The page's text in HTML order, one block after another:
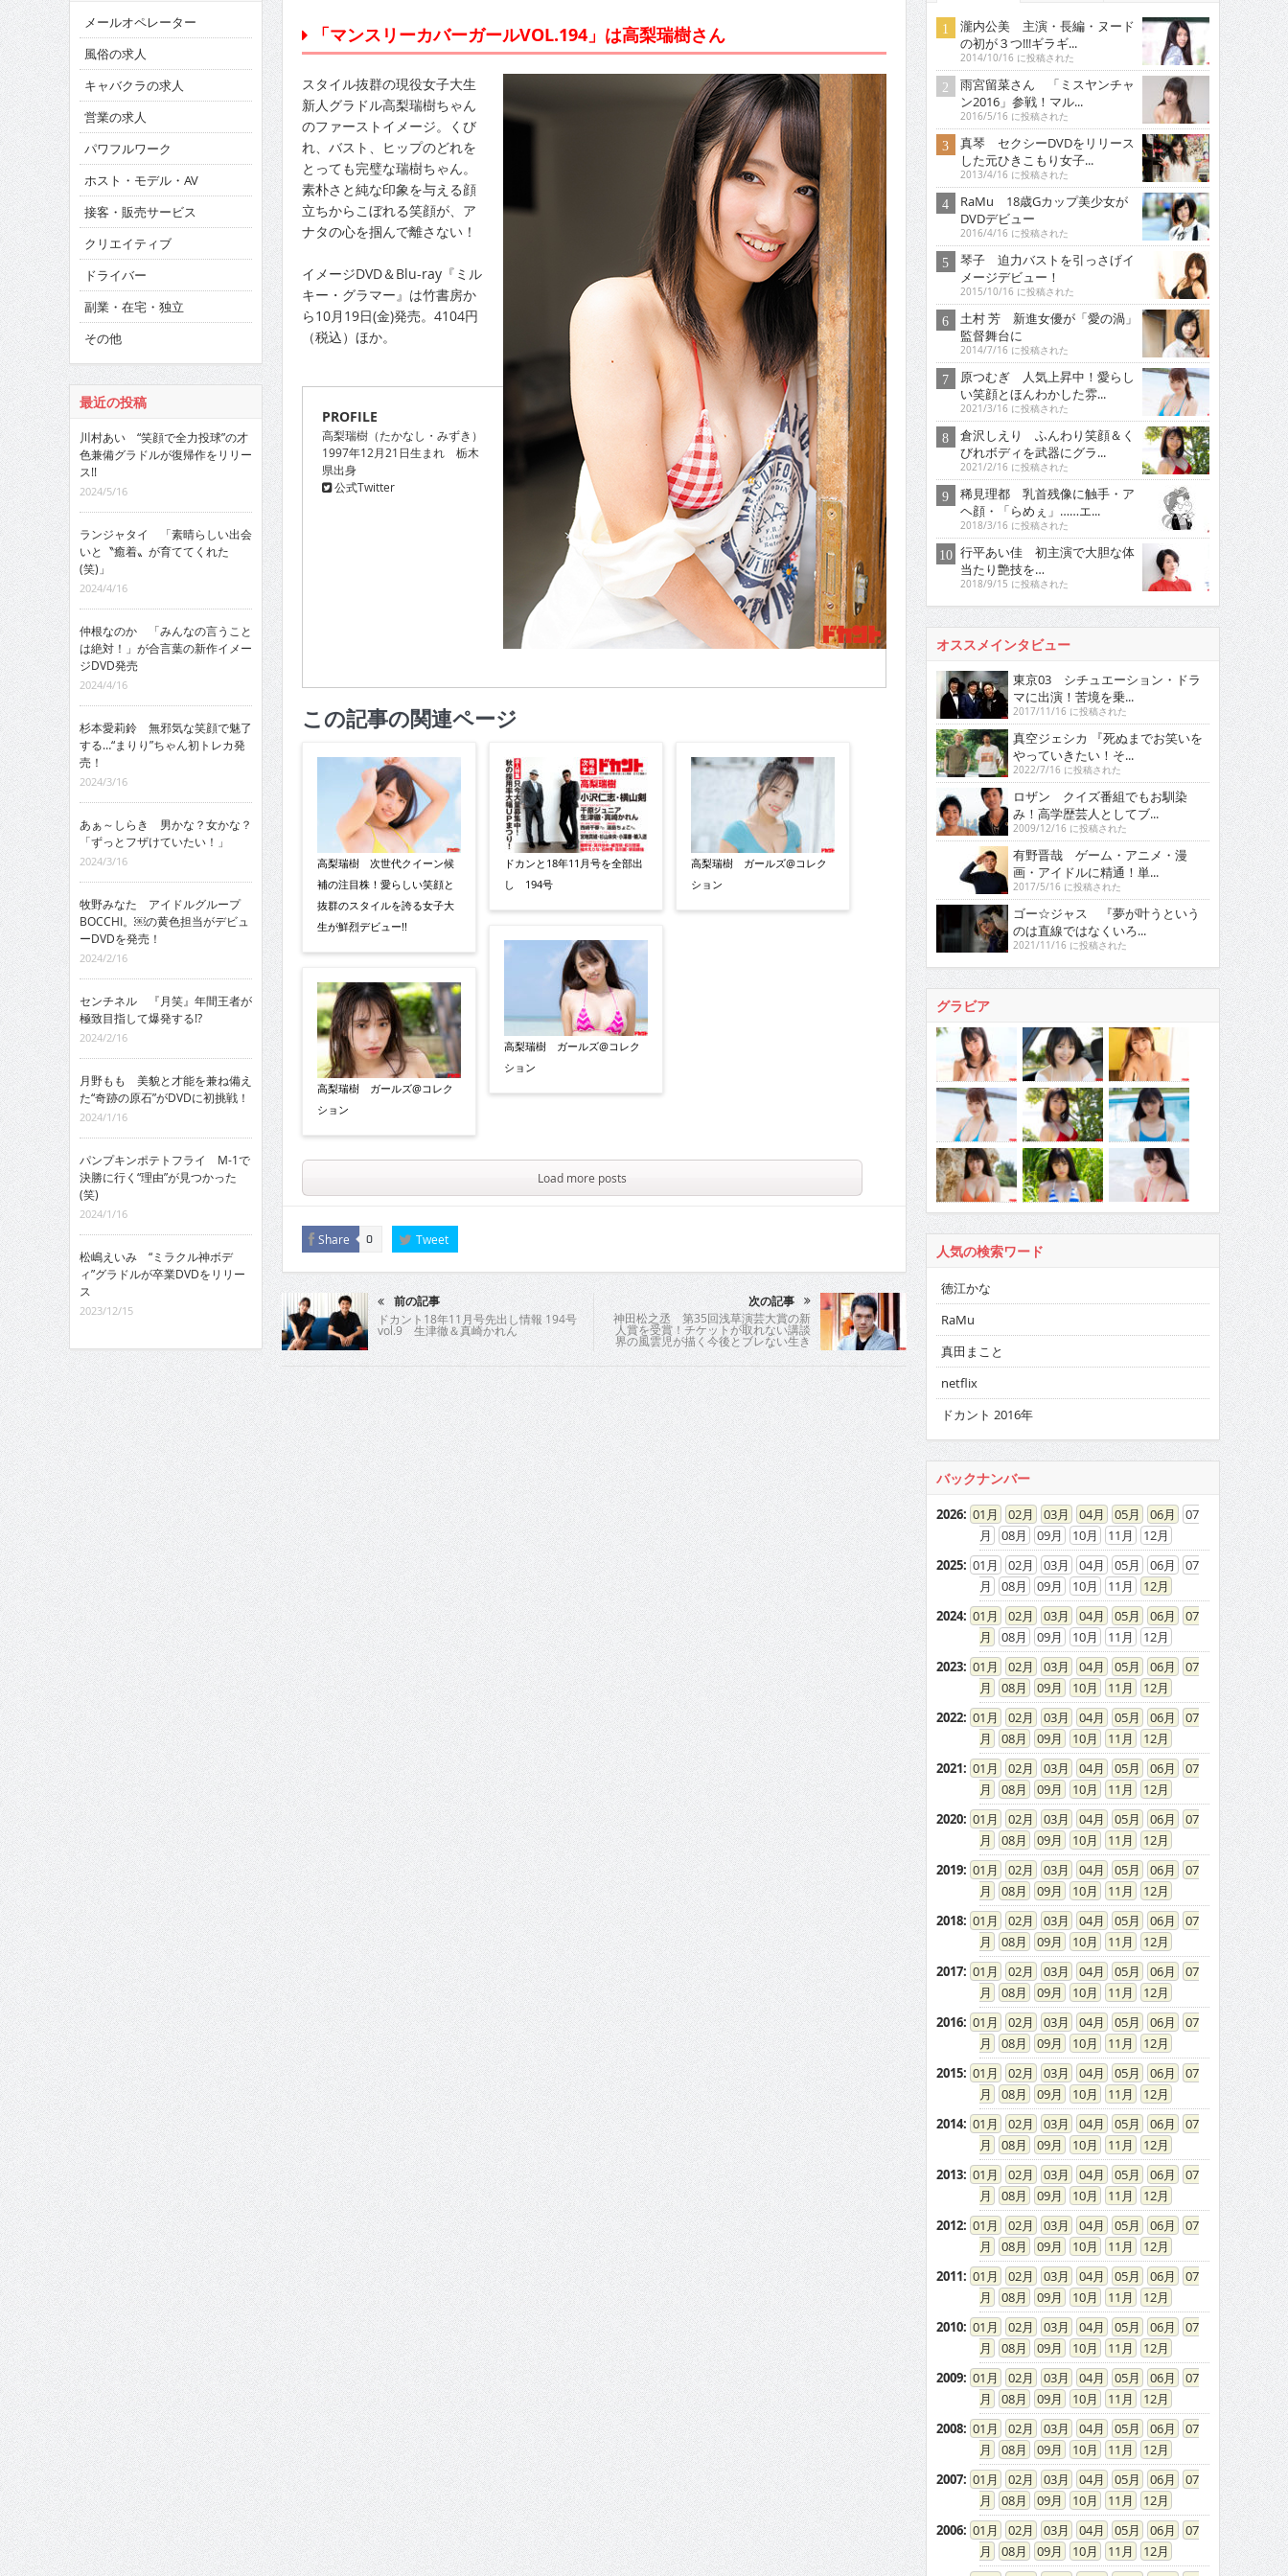
「マンスリーカバーガールVOL.194」は高梨瑞樹さん
スタイル抜群の現役女子大生
新人グラドル高梨瑞樹ちゃん
のファーストイメージ。くび
れ、バスト、ヒップのどれを
とっても完璧な瑞樹ちゃん。
素朴さと純な印象を与える顔
立ちからこぼれる笑顔が、ア
ナタの心を掴んで離さない！
イメージDVD＆Blu-ray『ミル
キー・グラマー』は竹書房か
ら10月19日(金)発売。4104円
（税込）ほか。
PROFILE
高梨瑞樹（たかなし・みずき）
1997年12月21日生まれ 栃木
県出身
公式Twitter
この記事の関連ページ
高梨瑞樹 次世代クイーン候
補の注目株！愛らしい笑顔と
抜群のスタイルを誇る女子大
生が鮮烈デビュー!!
高梨瑞樹 ガールズ@コレク
ション
ドカンと18年11月号を全部出
し 194号
高梨瑞樹 ガールズ@コレク
ション
高梨瑞樹 ガールズ@コレク
ション
Load more posts
Share 0 Tweet
前の記事
ドカント18年11月号先出し情報 194号
vol.9 生津徹＆真崎かれん
次の記事
神田松之丞 第35回浅草演芸大賞の新
人賞を受賞！チケットが取れない講談
界の風雲児が描く今後とブレない生き
方とは
メールオペレーター
風俗の求人
キャバクラの求人
営業の求人
パワフルワーク
ホスト・モデル・AV
接客・販売サービス
クリエイティブ
ドライバー
副業・在宅・独立
その他
最近の投稿
川村あい “笑顔で全力投球”の才
色兼備グラドルが復帰作をリリー
ス!!
2024/5/16
ランジャタイ 「素晴らしい出会
いと〝癒着〟が育ててくれた
(笑)」
2024/4/16
仲根なのか 「みんなの言うこと
は絶対！」が合言葉の新作イメー
ジDVD発売
2024/4/16
杉本愛莉鈴 無邪気な笑顔で魅了
する…“まりり”ちゃん初トレカ発
売！
2024/3/16
あぁ～しらき 男かな？女かな？
「ずっとフザけていたい！」
2024/3/16
牧野みなた アイドルグループ
BOCCHI。￼の黄色担当がデビュ
ーDVDを発売！
2024/2/16
センチネル 『月笑』年間王者が
極致目指して爆発する!?
2024/2/16
月野もも 美貌と才能を兼ね備え
た“奇跡の原石”がDVDに初挑戦！
2024/1/16
パンプキンポテトフライ M-1で
決勝に行く“理由”が見つかった
(笑)
2024/1/16
松嶋えいみ “ミラクル神ボデ
ィ”グラドルが卒業DVDをリリー
ス
2023/12/15
瀧内公美 主演・長編・ヌード
の初が３つ!!!ギラギ...
2014/10/16 に投稿された
雨宮留菜さん 「ミスヤンチャ
ン2016」参戦！マル...
2016/5/16 に投稿された
真琴 セクシーDVDをリリース
した元ひきこもり女子...
2013/4/16 に投稿された
RaMu 18歳Gカップ美少女が
DVDデビュー
2016/4/16 に投稿された
琴子 迫力バストを引っさげイ
メージデビュー！
2015/10/16 に投稿された
土村 芳 新進女優が「愛の渦」
監督舞台に
2014/7/16 に投稿された
原つむぎ 人気上昇中！愛らし
い笑顔とほんわかした雰...
2021/3/16 に投稿された
倉沢しえり ふんわり笑顔＆く
びれボディを武器にグラ...
2021/2/16 に投稿された
稀見理都 乳首残像に触手・ア
ヘ顔・「らめぇ」……エ...
2018/3/16 に投稿された
行平あい佳 初主演で大胆な体
当たり艶技を…
2018/9/15 に投稿された
オススメインタビュー
東京03 シチュエーション・ドラ
マに出演！苦境を乗...
2017/11/16 に投稿された
真空ジェシカ 『死ぬまでお笑いを
やっていきたい！そ...
2022/7/16 に投稿された
ロザン クイズ番組でもお馴染
み！高学歴芸人としてブ...
2009/12/16 に投稿された
有野晋哉 ゲーム・アニメ・漫
画・アイドルに精通！単...
2017/5/16 に投稿された
ゴー☆ジャス 『夢が叶うという
のは直線ではなくいろ...
2021/11/16 に投稿された
グラビア
人気の検索ワード
徳江かな
RaMu
真田まこと
netflix
ドカント 2016年
バックナンバー
2026: 01 02 03 04 05 06
07
08
09 10 11
12
2025: 01 02 03 04 05 06
07
08
09 10 11
12
2024: 01 02 03 04 05 06
07
08
09 10 11
12
2023: 01 02 03 04 05 06
07
08
09 10 11
12
2022: 01 02 03 04 05 06
07
08
09 10 11
12
2021: 01 02 03 04 05 06
07
08
09 10 11
12
2020: 01 02 03 04 05 06
07
08
09 10 11
12
2019: 01 02 03 04 05 06
07
08
09 10 11
12
2018: 01 02 03 04 05 06
07
08
09 10 11
12
2017: 01 02 03 04 05 06
07
08
09 10 11
12
2016: 01 02 03 04 05 06
07
08
09 10 11
12
2015: 01 02 03 04 05 06
07
08
09 10 11
12
2014: 01 02 03 04 05 06
07
08
09 10 11
12
2013: 01 02 03 04 05 06
07
08
09 10 11
12
2012: 01 02 03 04 05 06
07
08
09 10 11
12
2011: 01 02 03 04 05 06
07
08
09 10 11
12
2010: 01 02 03 04 05 06
07
08
09 10 11
12
2009: 01 02 03 04 05 06
07
08
09 10 11
12
2008: 01 02 03 04 05 06
07
08
09 10 11
12
2007: 01 02 03 04 05 06
07
08
09 10 11
12
2006: 01 02 03 04 05 06
07
08
09 10 11
12